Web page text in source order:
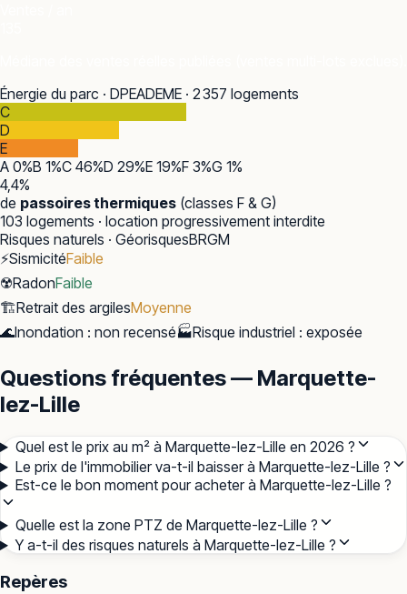
Énergie du parc · DPEADEME · 2 357 logements
C
D
E
A 0%B 1%C 46%D 29%E 19%F 3%G 1%
4,4%
de passoires thermiques (classes F & G)
103 logements · location progressivement interdite
Risques naturels · GéorisquesBRGM
⚡SismicitéFaible
☢️RadonFaible
🏗️Retrait des argilesMoyenne
🌊Inondation : non recensé🏭Risque industriel : exposée
Questions fréquentes — Marquette-
lez-Lille
Quel est le prix au m² à Marquette-lez-Lille en 2026 ?
Le prix de l'immobilier va-t-il baisser à Marquette-lez-Lille ?
Est-ce le bon moment pour acheter à Marquette-lez-Lille ?
Quelle est la zone PTZ de Marquette-lez-Lille ?
Y a-t-il des risques naturels à Marquette-lez-Lille ?
Repères